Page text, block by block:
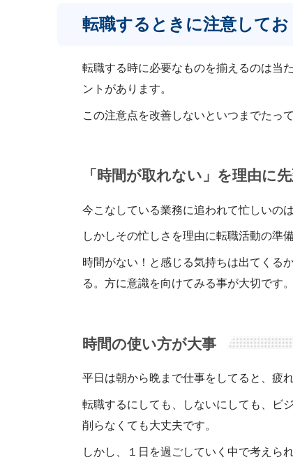
転職するときに注意して
転職する時に必要なものを揃えるのは当
ントがあります。
この注意点を改善しないといつまでたっ
「時間が取れない」を理由に
今こなしている業務に追われて忙しいの
しかしその忙しさを理由に転職活動の準
時間がない！と感じる気持ちは出てくる
る。方に意識を向けてみる事が大切です。
時間の使い方が大事
平日は朝から晩まで仕事をしてると、疲
転職するにしても、しないにしても、ビ
削らなくても大丈夫です。
しかし、１日を過ごしていく中で考えら